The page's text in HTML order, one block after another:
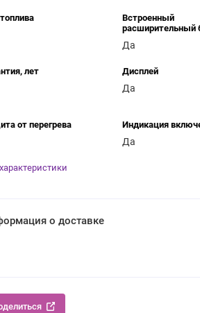
Встроенный
расширительный
Да
лет Дисплей
Да
от перегрева Индикация
Да
о доставке